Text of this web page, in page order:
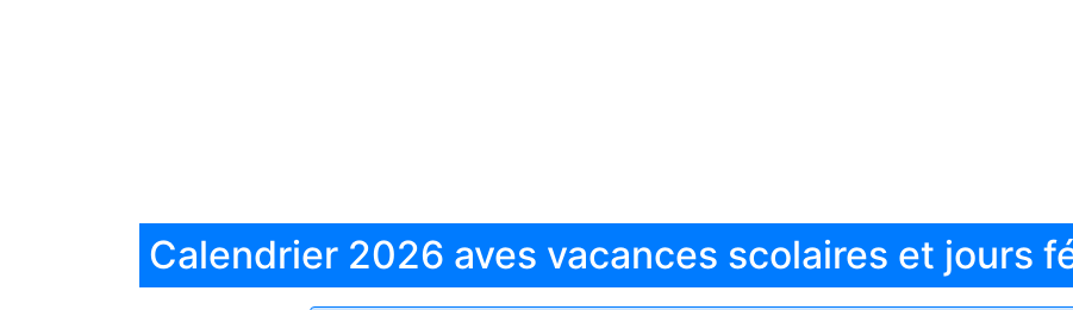
Calendrier 2026 aves vacances scolaires et jours